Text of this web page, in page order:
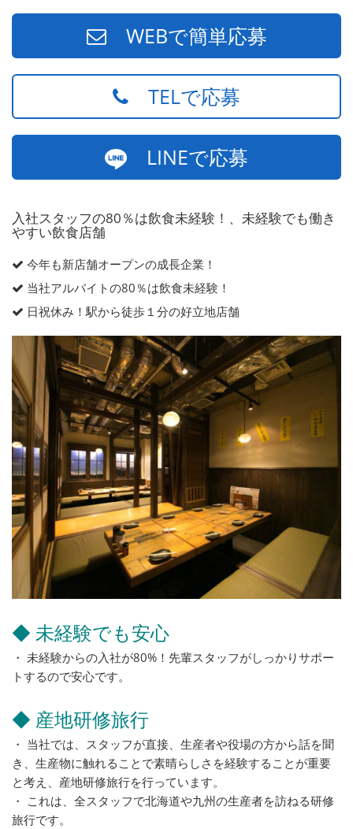
WEBで簡単応募
TELで応募
LINEで応募
入社スタッフの80％は飲食未経験！、未経験でも働き
やすい飲食店舗
今年も新店舗オープンの成長企業！
当社アルバイトの80％は飲食未経験！
日祝休み！駅から徒歩１分の好立地店舗
◆ 未経験でも安心
・ 未経験からの入社が80%！先輩スタッフがしっかりサポー
トするので安心です。
◆ 産地研修旅行
・ 当社では、スタッフが直接、生産者や役場の方から話を聞
き、生産物に触れることで素晴らしさを経験することが重要
と考え、産地研修旅行を行っています。
・ これは、全スタッフで北海道や九州の生産者を訪ねる研修
旅行です。